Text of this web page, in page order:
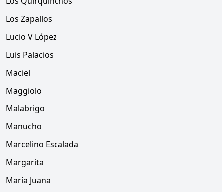
Los Zapallos
Lucio V López
Luis Palacios
Maciel
Maggiolo
Malabrigo
Manucho
Marcelino Escalada
Margarita
María Juana